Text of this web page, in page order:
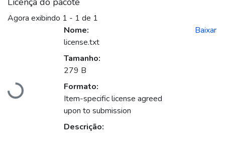
Agora exibindo 1 - 1 de 1
Carregando...
Nome:
license.txt
Tamanho:
279 B
Formato:
Item-specific license agreed
upon to submission
Descrição:
Baixar